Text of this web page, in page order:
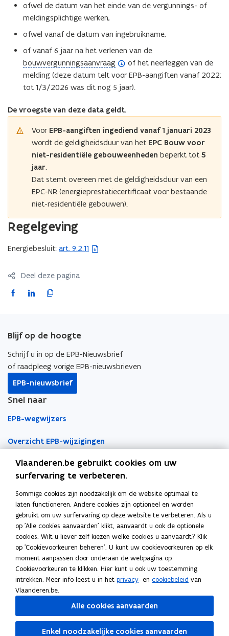
ofwel de datum van het einde van de vergunnings- of
meldingsplichtige werken,
ofwel vanaf de datum van ingebruikname,
of vanaf 6 jaar na het verlenen van de
bouwvergunningsaanvraag
(
o
p
n
e
e
)
of het neerleggen van de
melding (deze datum telt voor EPB-aangiften vanaf 2022;
tot 1/3/2026 was dit nog 5 jaar).
De vroegste van deze data geldt.
Voor EPB-aangiften ingediend vanaf 1 januari 2023
wordt de geldigheidsduur van het EPC Bouw voor
niet-residentiële gebouweenheden beperkt tot 5
jaar.
Dat stemt overeen met de geldigheidsduur van een
EPC-NR (energieprestatiecertificaat voor bestaande
niet-residentiële gebouwen).
Regelgeving
Energiebesluit: art. 9.2.11
(
e
d
p
e
n
t
n
i
w
v
e
n
s
t
e
r
)
Deel deze pagina
F
b
o
o
p
e
t
i
L
e
d
i
p
t
i
n
n
u
w
v
e
n
s
e
K
e
e
r
n
k
a
a
r
k
e
m
b
o
r
d
Blijf op de hoogte
Schrijf u in op de EPB-Nieuwsbrief
of raadpleeg vorige EPB-nieuwsbrieven
EPB-nieuwsbrief
Snel naar
EPB-wegwijzers
Overzicht EPB-wijzigingen
EPB-regelgeving
Werken als EPB-verslaggever
Erkenningsvoorwaarden
Permanente vorming
Veelgemaakte fouten
Tools
EPB-software 3G
Energieprestatiedatabank
Vlaanderen.be gebruikt cookies om uw
surfervaring te verbeteren.
Sommige cookies zijn noodzakelijk om de website optimaal te
laten functioneren. Andere cookies zijn optioneel en worden
gebruikt om uw surfervaring op deze website te verbeteren. Als u
op 'Alle cookies aanvaarden' klikt, aanvaardt u ook de optionele
cookies. Wilt u liever zelf kiezen welke cookies u aanvaardt? Klik
op 'Cookievoorkeuren beheren'. U kunt uw cookievoorkeuren op elk
moment aanpassen door onderaan de webpagina op
Cookievoorkeuren te klikken. Hier kunt u ook uw toestemming
intrekken. Meer info leest u in het privacy- en cookiebeleid van
Vlaanderen.be.
Alle cookies aanvaarden
Enkel noodzakelijke cookies aanvaarden